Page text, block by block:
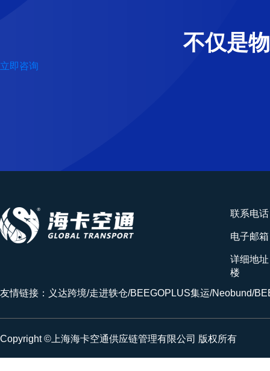
不仅是
立即咨询
联系电
电子邮
详细地
楼
友情链接： 义达跨境/走进轶仓/BEEGOPLUS集运/Neobund/
Copyright ©上海海卡空通供应链管理有限公司 版权所有